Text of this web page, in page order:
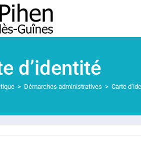
d’identité
> Démarches administratives > Carte